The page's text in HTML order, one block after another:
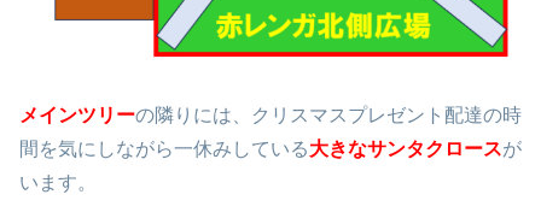
メインツリーの隣りには、クリスマスプレゼント配達の時
間を気にしながら一休みしている大きなサンタクロースが
います。